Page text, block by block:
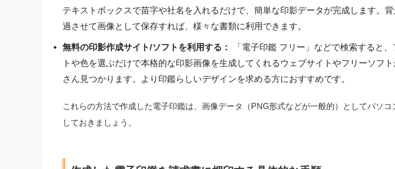
テキストボックスで苗字や社名を入れるだけで、簡単な印影データが完成します。
過させて画像として保存すれば、様々な書類に利用できます。
無料の印影作成サイト/ソフトを利用する：
「電子印鑑 フリー」などで検索すると、
トや色を選ぶだけで本格的な印影画像を生成してくれるウェブサイトやフリーソフト
さん見つかります。より印鑑らしいデザインを求める方におすすめです。
これらの方法で作成した電子印鑑は、画像データ（PNG形式などが一般的）としてパソコ
しておきましょう。